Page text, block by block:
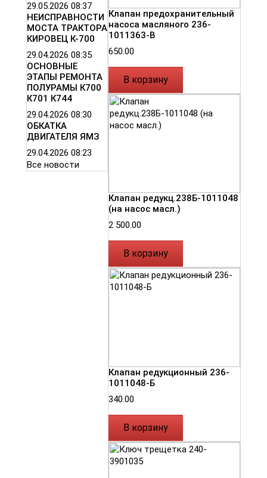
29.05.2026 08:37
НЕИСПРАВНОСТИ
МОСТА ТРАКТОРА
КИРОВЕЦ К-700
29.04.2026 08:35
ОСНОВНЫЕ
ЭТАПЫ РЕМОНТА
ПОЛУРАМЫ К700
К701 К744
29.04.2026 08:30
ОБКАТКА
ДВИГАТЕЛЯ ЯМЗ
29.04.2026 08:23
Все новости
Клапан предохранительный
насоса масляного 236-
1011363-В
650.00
В корзину
Клапан редукц.238Б-1011048
(на насос масл.)
2 500.00
В корзину
Клапан редукционный 236-
1011048-Б
340.00
В корзину